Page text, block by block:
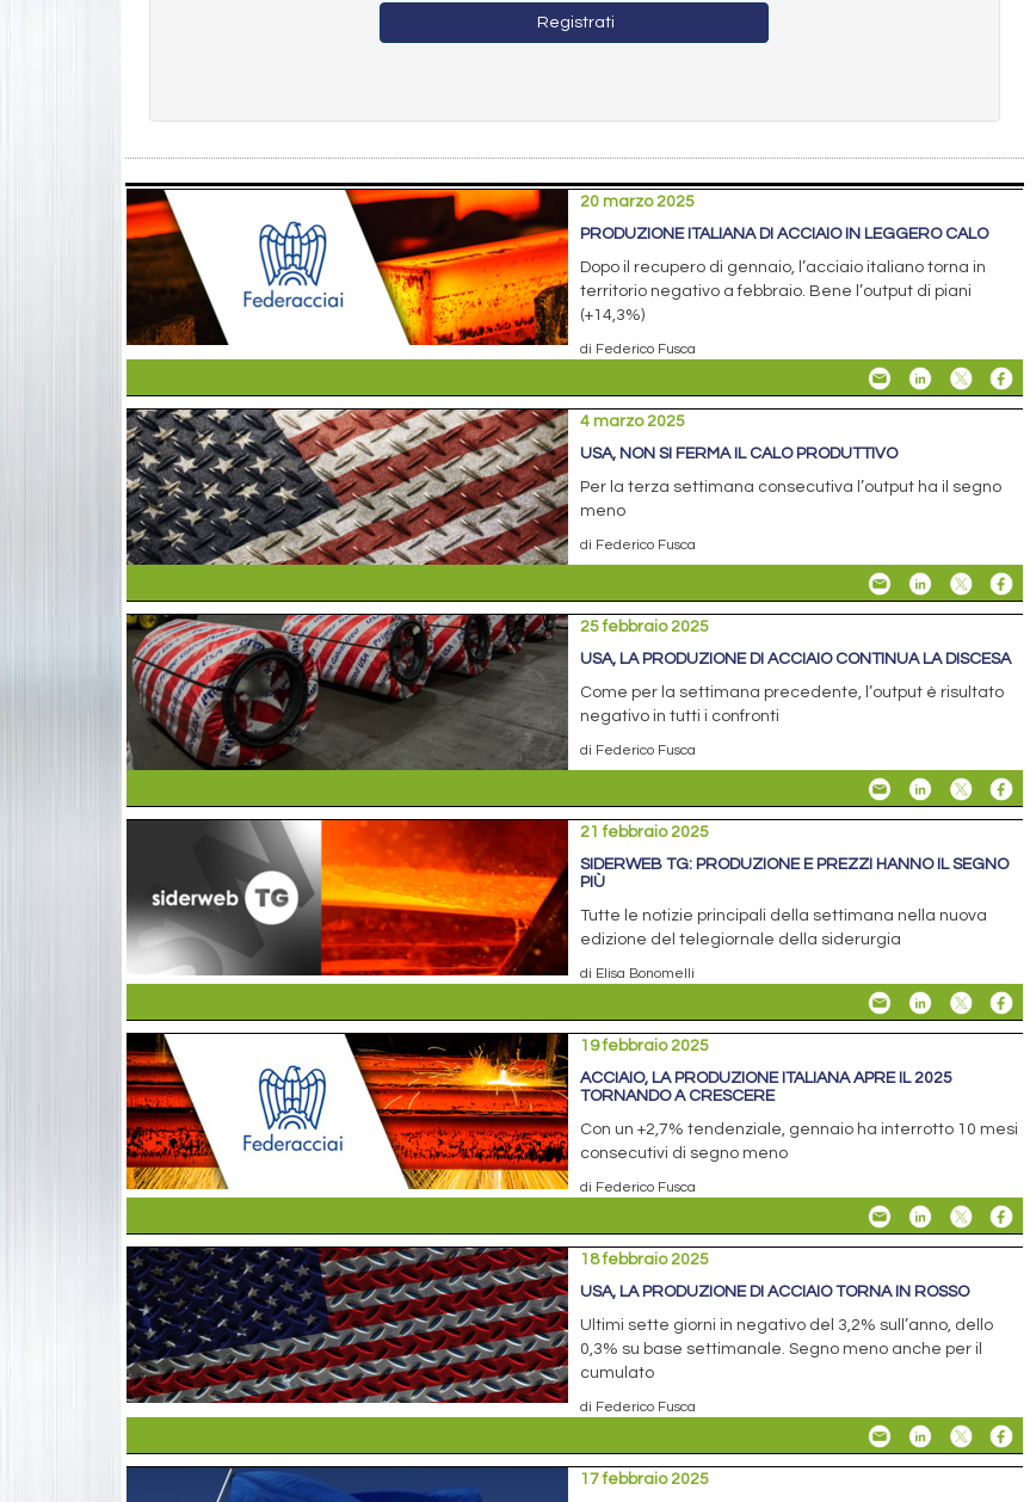
Registrati
20 marzo 2025
PRODUZIONE ITALIANA DI ACCIAIO IN LEGGERO CALO
Dopo il recupero di gennaio, l’acciaio italiano torna in
territorio negativo a febbraio. Bene l’output di piani
(+14,3%)
di Federico Fusca
4 marzo 2025
USA, NON SI FERMA IL CALO PRODUTTIVO
Per la terza settimana consecutiva l’output ha il segno
meno
di Federico Fusca
25 febbraio 2025
USA, LA PRODUZIONE DI ACCIAIO CONTINUA LA DISCESA
Come per la settimana precedente, l’output è risultato
negativo in tutti i confronti
di Federico Fusca
21 febbraio 2025
SIDERWEB TG: PRODUZIONE E PREZZI HANNO IL SEGNO
PIÙ
Tutte le notizie principali della settimana nella nuova
edizione del telegiornale della siderurgia
di Elisa Bonomelli
19 febbraio 2025
ACCIAIO, LA PRODUZIONE ITALIANA APRE IL 2025
TORNANDO A CRESCERE
Con un +2,7% tendenziale, gennaio ha interrotto 10 mesi
consecutivi di segno meno
di Federico Fusca
18 febbraio 2025
USA, LA PRODUZIONE DI ACCIAIO TORNA IN ROSSO
Ultimi sette giorni in negativo del 3,2% sull’anno, dello
0,3% su base settimanale. Segno meno anche per il
cumulato
di Federico Fusca
17 febbraio 2025